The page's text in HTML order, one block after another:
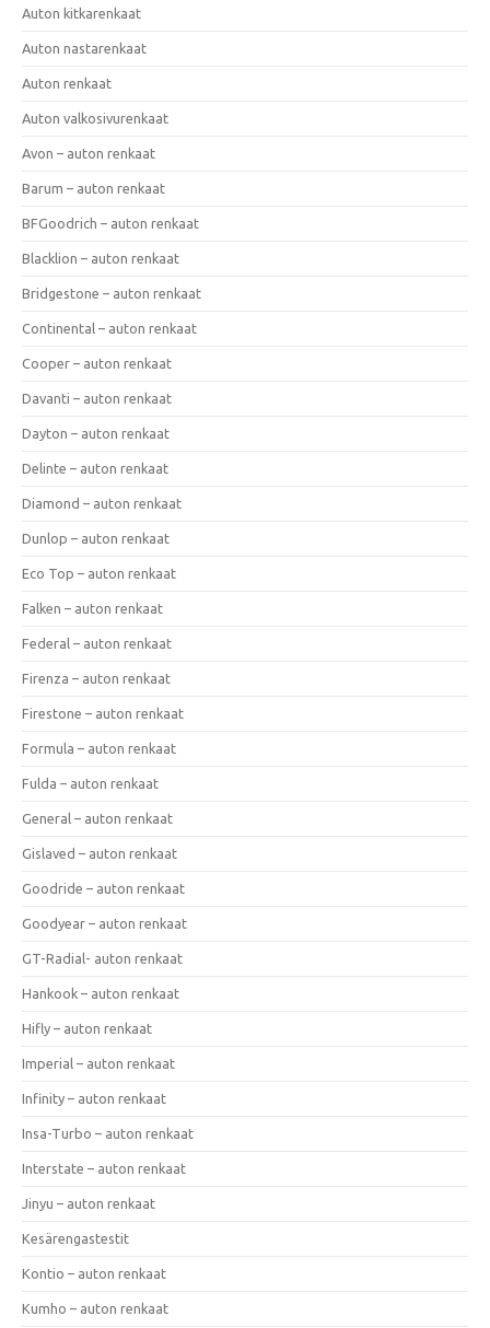
Auton kitkarenkaat
Auton nastarenkaat
Auton renkaat
Auton valkosivurenkaat
Avon – auton renkaat
Barum – auton renkaat
BFGoodrich – auton renkaat
Blacklion – auton renkaat
Bridgestone – auton renkaat
Continental – auton renkaat
Cooper – auton renkaat
Davanti – auton renkaat
Dayton – auton renkaat
Delinte – auton renkaat
Diamond – auton renkaat
Dunlop – auton renkaat
Eco Top – auton renkaat
Falken – auton renkaat
Federal – auton renkaat
Firenza – auton renkaat
Firestone – auton renkaat
Formula – auton renkaat
Fulda – auton renkaat
General – auton renkaat
Gislaved – auton renkaat
Goodride – auton renkaat
Goodyear – auton renkaat
GT-Radial- auton renkaat
Hankook – auton renkaat
Hifly – auton renkaat
Imperial – auton renkaat
Infinity – auton renkaat
Insa-Turbo – auton renkaat
Interstate – auton renkaat
Jinyu – auton renkaat
Kesärengastestit
Kontio – auton renkaat
Kumho – auton renkaat